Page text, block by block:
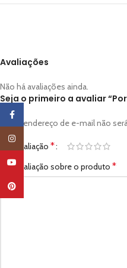
Avaliações
Não há avaliações ainda.
Seja o primeiro a avaliar
O seu endereço de e-mail não
Sua avaliação *
Sua avaliação sobre o produto *
YouTube